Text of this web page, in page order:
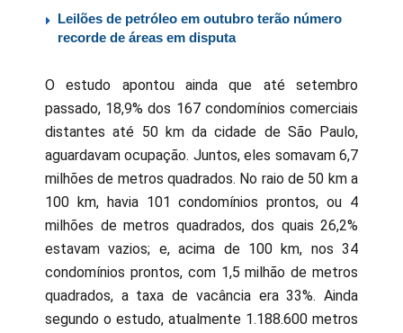
Leilões de petróleo em outubro terão número
recorde de áreas em disputa
O estudo apontou ainda que até setembro
passado, 18,9% dos 167 condomínios comerciais
distantes até 50 km da cidade de São Paulo,
aguardavam ocupação. Juntos, eles somavam 6,7
milhões de metros quadrados. No raio de 50 km a
100 km, havia 101 condomínios prontos, ou 4
milhões de metros quadrados, dos quais 26,2%
estavam vazios; e, acima de 100 km, nos 34
condomínios prontos, com 1,5 milhão de metros
quadrados, a taxa de vacância era 33%. Ainda
segundo o estudo, atualmente 1.188.600 metros